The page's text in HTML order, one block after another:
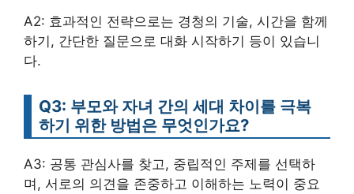
A2: 효과적인 전략으로는 경청의 기술, 시간을 함께
하기, 간단한 질문으로 대화 시작하기 등이 있습니
다.
Q3: 부모와 자녀 간의 세대 차이를 극복
하기 위한 방법은 무엇인가요?
A3: 공통 관심사를 찾고, 중립적인 주제를 선택하
며, 서로의 의견을 존중하고 이해하는 노력이 중요